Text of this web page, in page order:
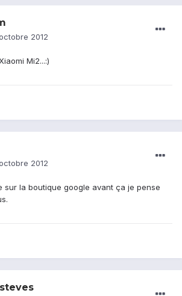
2012
Mi2...:)
2012
sur la boutique google avant ça je pense